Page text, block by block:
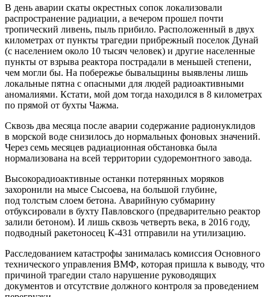
В день аварии скаты окрестных сопок локализовали
распространение радиации, а вечером прошел почти
тропический ливень, пыль прибило. Расположенный в двух
километрах от пункты трагедии прибрежный поселок Дунай
(с населением около 10 тысяч человек) и другие населенные
пункты от взрыва реактора пострадали в меньшей степени,
чем могли бы. На побережье бывальщины выявлены лишь
локальные пятна с опасными для людей радиоактивными
аномалиями. Кстати, мой дом тогда находился в 8 километрах
по прямой от бухты Чажма.
Сквозь два месяца после аварии содержание радионуклидов
в морской воде снизилось до нормальных фоновых значений.
Через семь месяцев радиационная обстановка была
нормализована на всей территории судоремонтного завода.
Высокорадиоактивные останки потерянных моряков
захоронили на мысе Сысоева, на большой глубине,
под толстым слоем бетона. Аварийную субмарину
отбуксировали в бухту Павловского (предварительно реактор
залили бетоном). И лишь сквозь четверть века, в 2016 году,
подводный ракетоносец К-431 отправили на утилизацию.
Расследованием катастрофы занималась комиссия Основного
технического управления ВМФ, которая пришла к выводу, что
причиной трагедии стало нарушение руководящих
документов и отсутствие должного контроля за проведением